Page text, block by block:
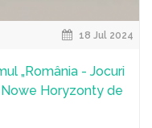
18 Jul 2024
„România - Jocuri
Nowe Horyzonty de